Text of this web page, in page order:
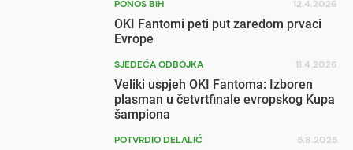
PONOS BIH 12.4.2026
OKI Fantomi peti put zaredom prvaci
Evrope
SJEDEĆA ODBOJKA 11.4.2026
Veliki uspjeh OKI Fantoma: Izboren
plasman u četvrtfinale evropskog Kupa
šampiona
POTVRDIO DELALIĆ 5.8.2025